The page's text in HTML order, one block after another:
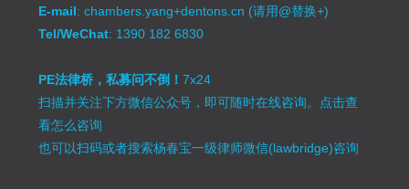
E-mail: chambers.yang+dentons.cn (请用@替换+)
Tel/WeChat: 1390 182 6830
PE法律桥，私募问不倒！7x24
扫描并关注下方微信公众号，即可随时在线咨询。 点击查
看怎么咨询
也可以扫码或者搜索杨春宝一级律师微信(lawbridge)咨询